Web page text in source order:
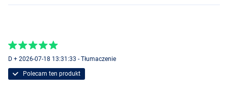
D + 2026-07-18 13:31:33 - Tłumaczenie
Polecam ten produkt